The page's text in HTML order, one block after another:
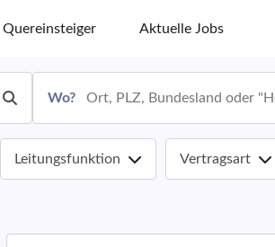
Quereinsteiger Aktuelle Jobs
Wo?
Leitungsfunktion Vertragsart